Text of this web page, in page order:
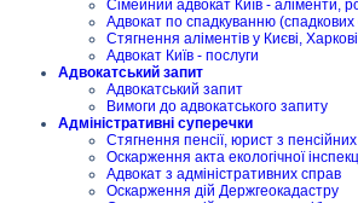
Сімейний адвокат Київ - аліменти,
Адвокат по спадкуванню (спадкових
Стягнення аліментів у Києві,
Адвокат Київ - послуги
Адвокатський запит
Адвокатський запит
Вимоги до адвокатського запиту
Адміністративні суперечки
Стягнення пенсії, юрист з
Оскарження акта екологічної
Адвокат з адміністративних справ
Оскарження дій Держгеокадастру